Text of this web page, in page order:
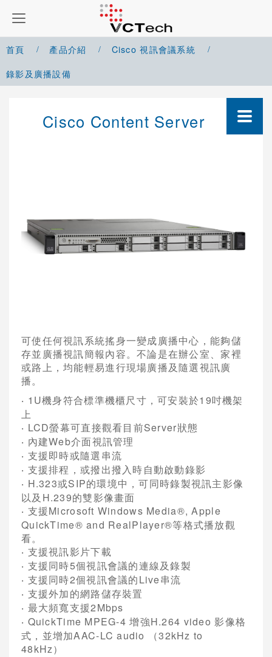
首頁 產品介紹
Cisco 視訊會議系統
錄影及廣播設備
Microsoft Teams 解決方案
Cisco 視訊會議系統
網真 Telepresence
會議室型視訊
視訊多點控制器
視訊系統管理
錄影及廣播設備
週邊設備與配件
POLYCOM 視訊會議系統
AVAYA視訊會議系統
VCPLUS雲端視訊會議服務
視訊研討會與活動規劃
Jabra 整合通訊系統
Cisco Content Server
可使任何視訊系統搖身一變成廣播中心，能夠儲
存並廣播視訊簡報內容。不論是在辦公室、家裡
或路上，均能輕易進行現場廣播及隨選視訊廣
播。
‧ 1U機身符合標準機櫃尺寸，可安裝於19吋機架
上
‧ LCD螢幕可直接觀看目前Server狀態
‧ 內建Web介面視訊管理
‧ 支援即時或隨選串流
‧ 支援排程，或撥出撥入時自動啟動錄影
‧ H.323或SIP的環境中，可同時錄製視訊主影像
以及 H.239的雙影像畫面
‧ 支援Microsoft Windows Media®, Apple
QuickTime® and RealPlayer®等格式播放觀
看。
‧ 支援視訊影片下載
‧ 支援同時5個視訊會議的連線及錄製
‧ 支援同時2個視訊會議的Live串流
‧ 支援外加的網路儲存裝置
‧ 最大頻寬支援2Mbps
‧ QuickTime MPEG-4增強H.264 video影像格
式，並增加AAC-LC audio （32kHz to
48kHz）